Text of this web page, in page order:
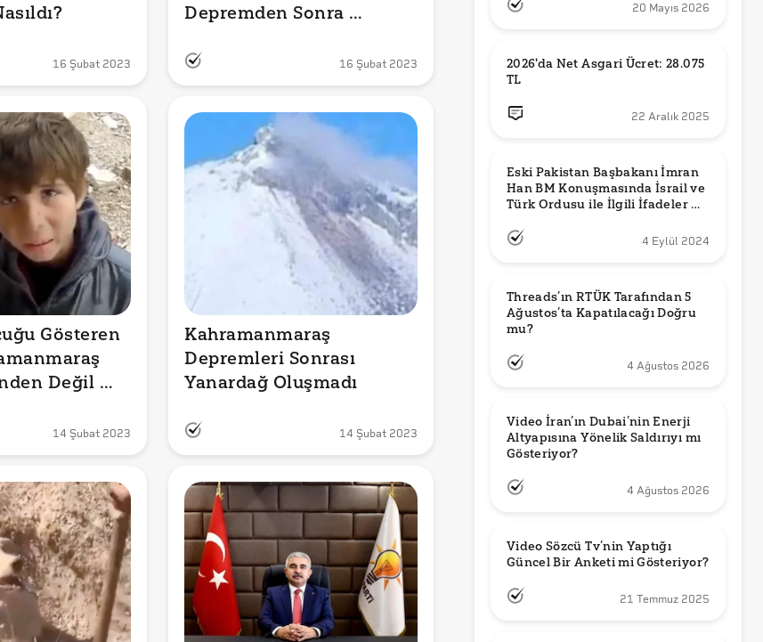
16 Şubat 2023
Depremden Sonra
16 Şubat 2023
Gösteren
Değil
14 Şubat 2023
Kahramanmaraş
Depremleri Sonrası
Yanardağ Oluşmadı
14 Şubat 2023
20 Mayıs 2026
2026'da Net Asgari Ücret: 28.075
TL
22 Aralık 2025
Eski Pakistan Başbakanı İmran
Han BM Konuşmasında İsrail ve
Türk Ordusu ile İlgili İfadeler mi
4 Eylül 2024
Threads’ın RTÜK Tarafından 5
Ağustos’ta Kapatılacağı Doğru
mu?
4 Ağustos 2026
Video İran’ın Dubai’nin Enerji
Altyapısına Yönelik Saldırıyı mı
Gösteriyor?
4 Ağustos 2026
Video Sözcü Tv’nin Yaptığı
Güncel Bir Anketi mi Gösteriyor?
21 Temmuz 2025